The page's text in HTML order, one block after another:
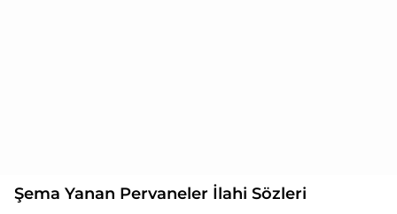
Şema Yanan Pervaneler İlahi Sözleri